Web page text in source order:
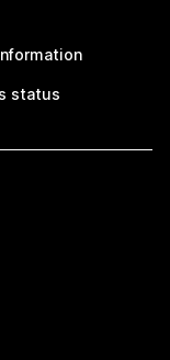
status